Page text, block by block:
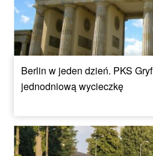
Berlin w jeden dzień. PKS
jednodniową wycieczkę